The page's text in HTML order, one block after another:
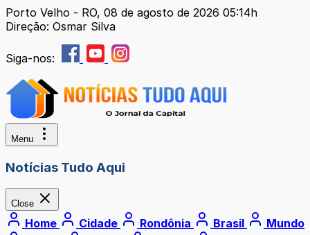
Porto Velho - RO, 08 de agosto de 2026 05:14h
Direção: Osmar Silva
Siga-nos:
Menu
Notícias Tudo Aqui
Close
Home Cidade Rondônia Brasil
Mundo